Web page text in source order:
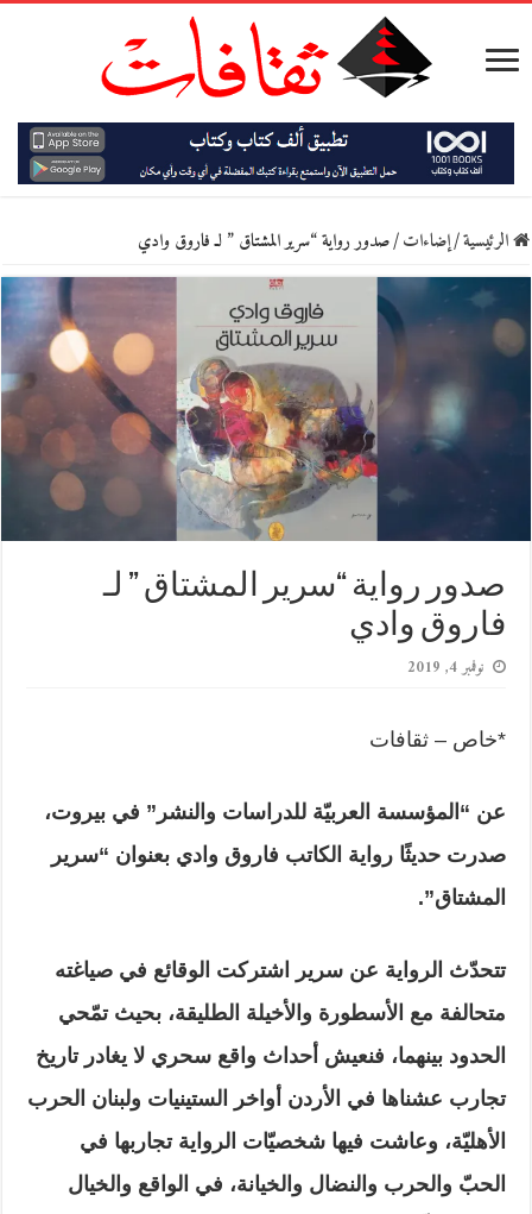
الرئيسية/إضاءات/صدور رواية “سرير المشتاق ” لـ فاروق وادي
صدور رواية “سرير المشتاق ” لـ
فاروق وادي
نوفمبر 4, 2019
*خاص – ثقافات
عن “المؤسسة العربيّة للدراسات والنشر” في بيروت،
صدرت حديثًا رواية الكاتب فاروق وادي بعنوان “سرير
المشتاق”.
تتحدّث الرواية عن سرير اشتركت الوقائع في صياغته
متحالفة مع الأسطورة والأخيلة الطليقة، بحيث تمّحي
الحدود بينهما، فنعيش أحداث واقع سحري لا يغادر تاريخ
تجارب عشناها في الأردن أواخر الستينيات ولبنان الحرب
الأهليّة، وعاشت فيها شخصيّات الرواية تجاربها في
الحبّ والحرب والنضال والخيانة، في الواقع والخيال